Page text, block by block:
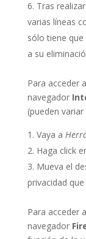
Tras
varias líneas
sólo tiene
a su
Para acceder
navegador
(pueden
Vaya a
Haga click
Mueva el
privacidad que
Para acceder
navegador